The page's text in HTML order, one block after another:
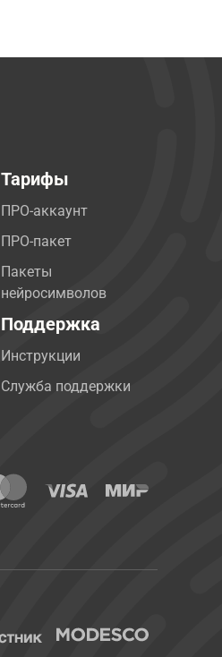
Тарифы
ПРО-аккаунт
ПРО-пакет
Пакеты
нейросимволов
Поддержка
Инструкции
Служба поддержки